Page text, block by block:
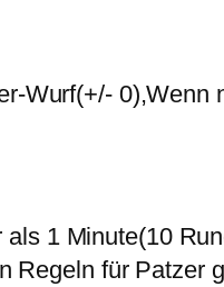
Wurf(+/- 0),Wenn
1 Minute(10
Regeln für Patzer